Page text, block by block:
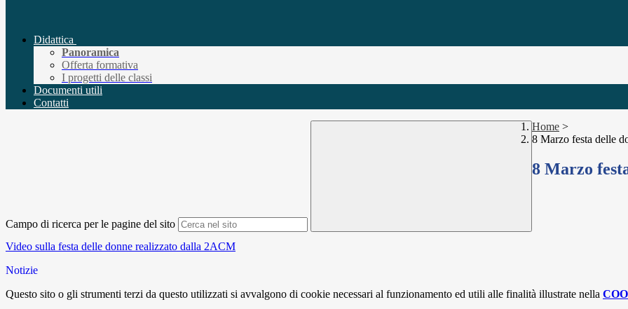
Didattica
Panoramica
Offerta formativa
I progetti delle classi
Documenti utili
Contatti
Campo di ricerca per le pagine del sito
Home >
8 Marzo festa delle
8 Marzo
Video sulla festa delle donne realizzato dalla 2ACM
Notizie
Questo sito o gli strumenti terzi da questo utilizzati si avvalgono di cookie necessari al funzionamento ed utili alle finalità illustrate nella